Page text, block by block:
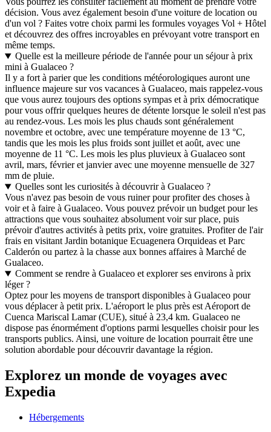
décision. Vous avez également besoin d'une voiture de location ou
d'un vol ? Faites votre choix parmi les formules voyages Vol + Hôtel
et découvrez des offres incroyables en prévoyant votre transport en
même temps.
Quelle est la meilleure période de l'année pour un séjour à prix
mini à Gualaceo ?
Il y a fort à parier que les conditions météorologiques auront une
influence majeure sur vos vacances à Gualaceo, mais rappelez-vous
que vous aurez toujours des options sympas et à prix démocratique
pour vous offrir quelques heures de détente lorsque le soleil n'est pas
au rendez-vous. Les mois les plus chauds sont généralement
novembre et octobre, avec une température moyenne de 13 °C,
tandis que les mois les plus froids sont juillet et août, avec une
moyenne de 11 °C. Les mois les plus pluvieux à Gualaceo sont
avril, mars, février et janvier avec une moyenne mensuelle de 327
mm de pluie.
Quelles sont les curiosités à découvrir à Gualaceo ?
Vous n'avez pas besoin de vous ruiner pour profiter des choses à
voir et à faire à Gualaceo. Vous pouvez prévoir un budget pour les
attractions que vous souhaitez absolument voir sur place, puis
prévoir d'autres activités à petits prix, voire gratuites. Profiter de l'air
frais en visitant Jardin botanique Ecuagenera Orquideas et Parc
Calderón ou partez à la chasse aux bonnes affaires à Marché de
Gualaceo.
Comment se rendre à Gualaceo et explorer ses environs à prix
léger ?
Optez pour les moyens de transport disponibles à Gualaceo pour
vous déplacer à petit prix. L'aéroport le plus près est Aéroport de
Cuenca Mariscal Lamar (CUE), situé à 23,4 km. Gualaceo ne
dispose pas énormément d'options parmi lesquelles choisir pour les
transports publics. Ainsi, une voiture de location pourrait être une
solution abordable pour découvrir davantage la région.
Explorez un monde de voyages avec
Expedia
Hébergements